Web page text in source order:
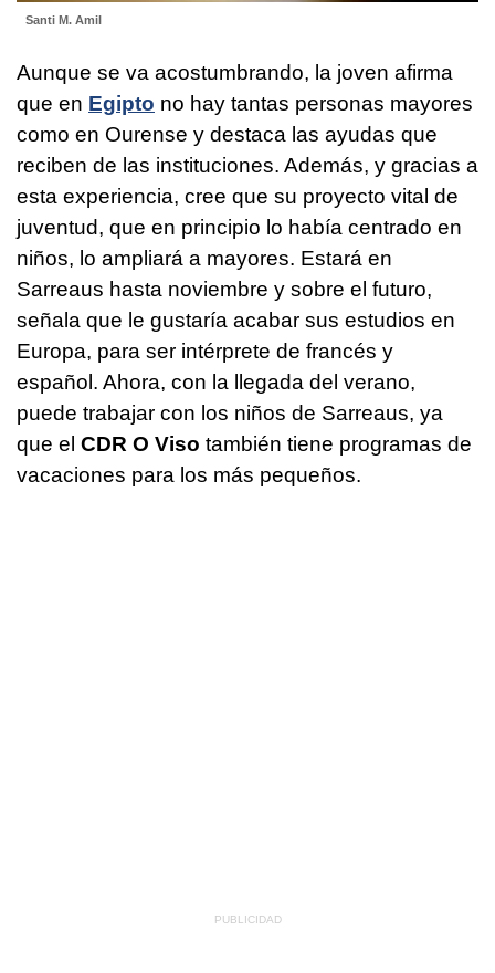
Santi M. Amil
Aunque se va acostumbrando, la joven afirma
que en Egipto no hay tantas personas mayores
como en Ourense y destaca las ayudas que
reciben de las instituciones. Además, y gracias a
esta experiencia, cree que su proyecto vital de
juventud, que en principio lo había centrado en
niños, lo ampliará a mayores. Estará en
Sarreaus hasta noviembre y sobre el futuro,
señala que le gustaría acabar sus estudios en
Europa, para ser intérprete de francés y
español. Ahora, con la llegada del verano,
puede trabajar con los niños de Sarreaus, ya
que el CDR O Viso también tiene programas de
vacaciones para los más pequeños.